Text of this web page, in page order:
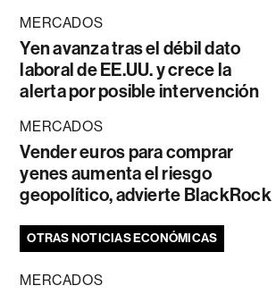
MERCADOS
Yen avanza tras el débil dato
laboral de EE.UU. y crece la
alerta por posible intervención
MERCADOS
Vender euros para comprar
yenes aumenta el riesgo
geopolítico, advierte BlackRock
OTRAS NOTICIAS ECONÓMICAS
MERCADOS